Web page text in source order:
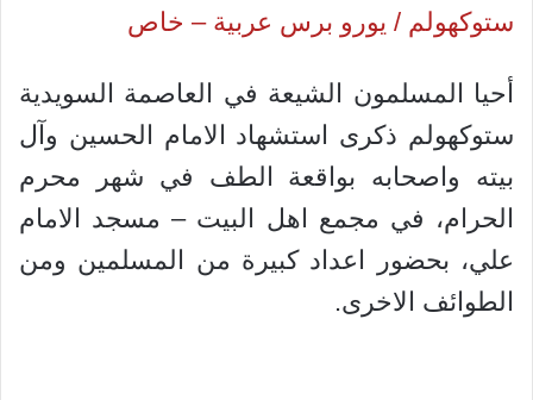
ستوكهولم / يورو برس عربية – خاص
أحيا المسلمون الشيعة في العاصمة السويدية
ستوكهولم ذكرى استشهاد الامام الحسين وآل
بيته واصحابه بواقعة الطف في شهر محرم
الحرام، في مجمع اهل البيت – مسجد الامام
علي، بحضور اعداد كبيرة من المسلمين ومن
الطوائف الاخرى.